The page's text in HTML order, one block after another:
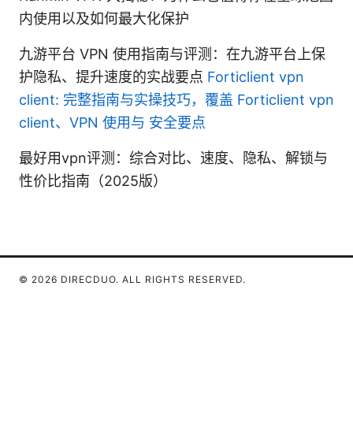
内使用以及如何最大化保护
九游平台 VPN 使用指南与评测：在九游平台上保
护隐私、提升速度的实战要点 Forticlient vpn
client: 完整指南与实操技巧，覆盖 Forticlient vpn
client、VPN 使用与 安全要点
最好用vpn评测：综合对比、速度、隐私、解锁与
性价比指南（2025版）
© 2026 DIRECDUO. ALL RIGHTS RESERVED.